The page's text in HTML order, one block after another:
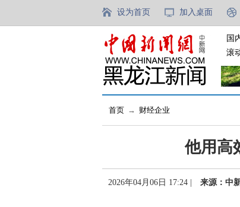
设为首页 加入桌面
国
滚
首页 → 财经企业
他用高
2026年04月06日 17:24 | 来源：中